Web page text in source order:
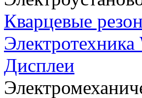
Кварцевые
Дисплеи